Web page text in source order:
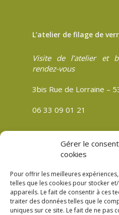
Gérer le
cookies
Pour offrir les meilleures
telles que les cookies pour stocker
appareils. Le fait de consentir à ces
traiter des données telles que le
uniques sur ce site. Le fait de ne pas
L’atelier de filage de
Visite de l’atelier et
rendez-vous
3bis Rue de Lorraine –
06 33 09 01 21
Politique de confidentialité
Mentions légales
Plan du site